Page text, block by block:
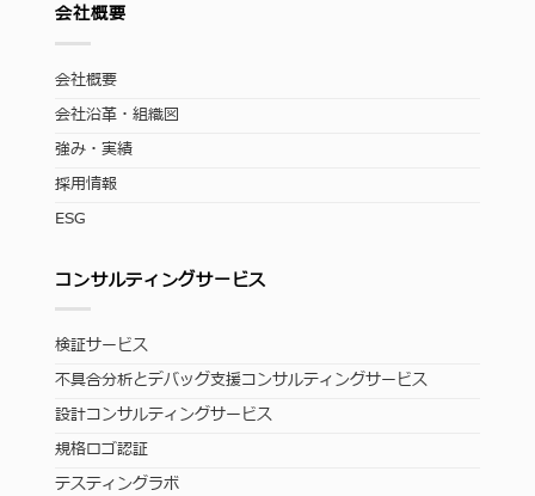
会社概要
会社概要
会社沿革・組織図
強み・実績
採用情報
ESG
コンサルティングサービス
検証サービス
不具合分析とデバッグ支援コンサルティングサービス
設計コンサルティングサービス
規格ロゴ認証
テスティングラボ